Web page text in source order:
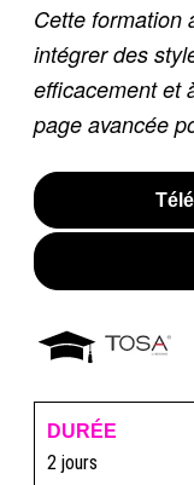
Cette formation
intégrer des
efficacement et
page avancée
DURÉE
2 jours